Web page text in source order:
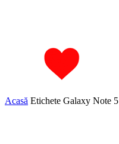
Acasă Etichete Galaxy Note 5